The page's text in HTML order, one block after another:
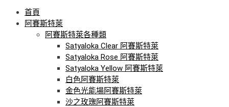
首頁
阿賽斯特萊
阿賽斯特萊各種類
Satyaloka Clear 阿賽斯特萊
Satyaloka Rose 阿賽斯特萊
Satyaloka Yellow 阿賽斯特萊
白色阿賽斯特萊
金色光能場阿賽斯特萊
沙之玫瑰阿賽斯特萊